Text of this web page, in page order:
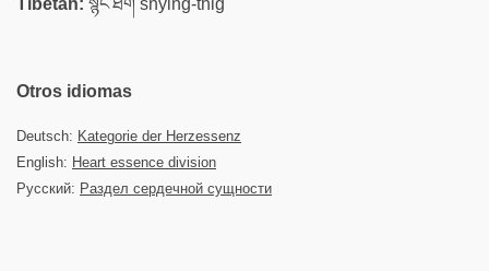
Tibetan: སྙིང་ཐིག snying-thig
Otros idiomas
Deutsch: Kategorie der Herzessenz
English: Heart essence division
Русский: Раздел сердечной сущности